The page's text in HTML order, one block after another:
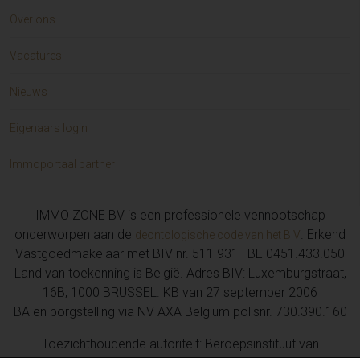
Over ons
Vacatures
Nieuws
Eigenaars login
Immoportaal partner
IMMO ZONE BV is een professionele vennootschap
onderworpen aan de deontologische code van het BIV. Erkend
Vastgoedmakelaar met BIV nr. 511 931 | BE 0451.433.050
Land van toekenning is België. Adres BIV: Luxemburgstraat,
16B, 1000 BRUSSEL. KB van 27 september 2006
BA en borgstelling via NV AXA Belgium polisnr. 730.390.160
Toezichthoudende autoriteit: Beroepsinstituut van